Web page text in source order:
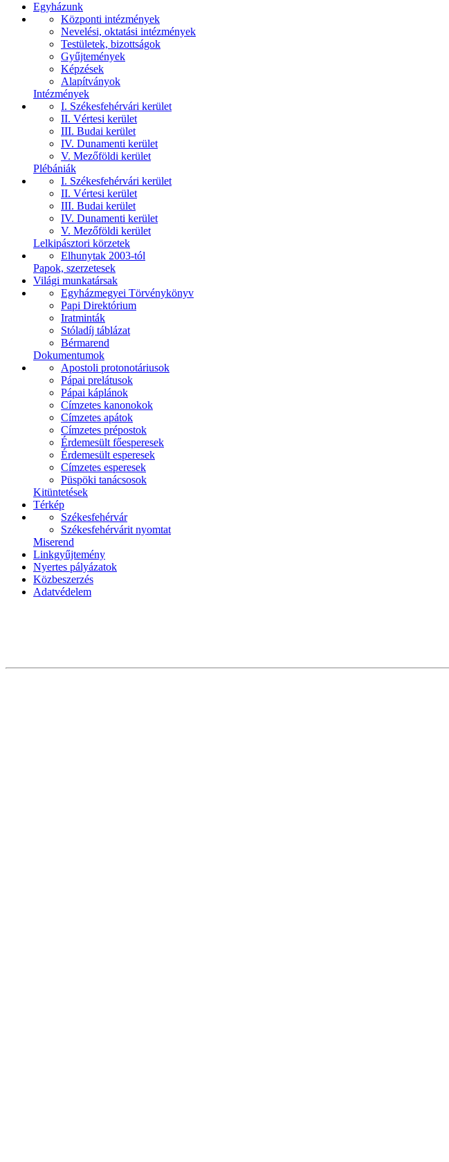
Egyházunk
Központi intézmények
Nevelési, oktatási intézmények
Testületek, bizottságok
Gyűjtemények
Képzések
Alapítványok
Intézmények
I. Székesfehérvári kerület
II. Vértesi kerület
III. Budai kerület
IV. Dunamenti kerület
V. Mezőföldi kerület
Plébániák
I. Székesfehérvári kerület
II. Vértesi kerület
III. Budai kerület
IV. Dunamenti kerület
V. Mezőföldi kerület
Lelkipásztori körzetek
Elhunytak 2003-tól
Papok, szerzetesek
Világi munkatársak
Egyházmegyei Törvénykönyv
Papi Direktórium
Iratminták
Stóladíj táblázat
Bérmarend
Dokumentumok
Apostoli protonotáriusok
Pápai prelátusok
Pápai káplánok
Címzetes kanonokok
Címzetes apátok
Címzetes prépostok
Érdemesült főesperesek
Érdemesült esperesek
Címzetes esperesek
Püspöki tanácsosok
Kitüntetések
Térkép
Székesfehérvár
Székesfehérvárit nyomtat
Miserend
Linkgyűjtemény
Nyertes pályázatok
Közbeszerzés
Adatvédelem